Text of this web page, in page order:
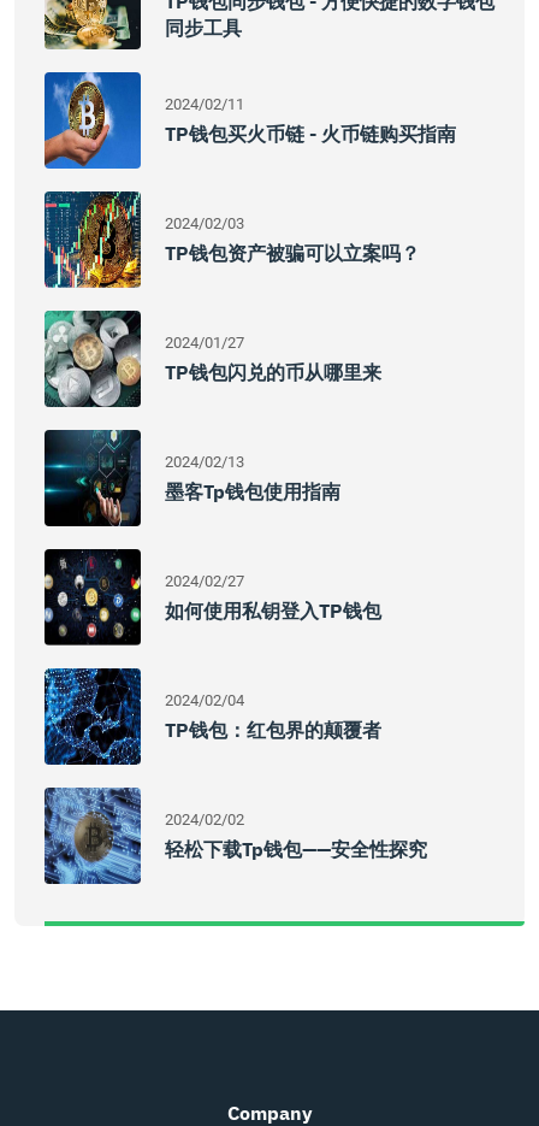
同步工具
2024/02/11
TP钱包买火币链 - 火币链购买指南
2024/02/03
TP钱包资产被骗可以立案吗？
2024/01/27
TP钱包闪兑的币从哪里来
2024/02/13
墨客tp钱包使用指南
2024/02/27
如何使用私钥登入TP钱包
2024/02/04
TP钱包：红包界的颠覆者
2024/02/02
轻松下载tp钱包——安全性探究
Company